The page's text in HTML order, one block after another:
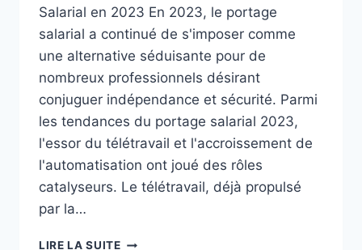
Salarial en 2023 En 2023, le portage
salarial a continué de s'imposer comme
une alternative séduisante pour de
nombreux professionnels désirant
conjuguer indépendance et sécurité. Parmi
les tendances du portage salarial 2023,
l'essor du télétravail et l'accroissement de
l'automatisation ont joué des rôles
catalyseurs. Le télétravail, déjà propulsé
par la…
LIRE LA SUITELES